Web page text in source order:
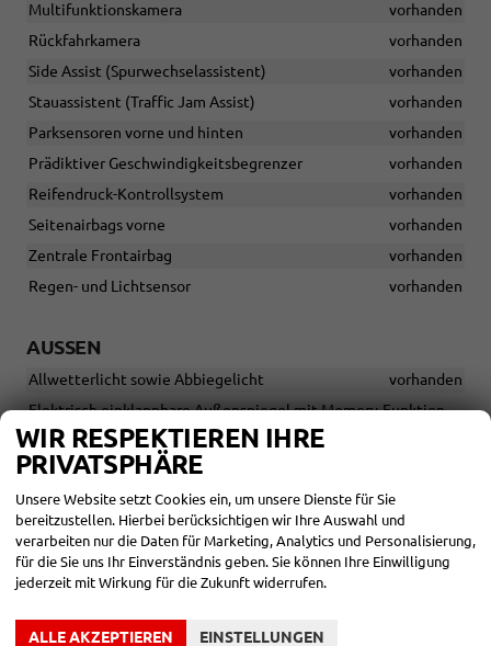
Multifunktionskamera
vorhanden
Rückfahrkamera
vorhanden
Side Assist (Spurwechselassistent)
vorhanden
Stauassistent (Traffic Jam Assist)
vorhanden
Parksensoren vorne und hinten
vorhanden
Prädiktiver Geschwindigkeitsbegrenzer
vorhanden
Reifendruck-Kontrollsystem
vorhanden
Seitenairbags vorne
vorhanden
Zentrale Frontairbag
vorhanden
Regen- und Lichtsensor
vorhanden
AUSSEN
Allwetterlicht sowie Abbiegelicht
vorhanden
Elektrisch einklappbare Außenspiegel mit Memory-Funktion
Fensterleisten - Hochglanz Schwarz
LED-Scheinwerfer
vorhanden
Nebelscheinwerfer hinten
vorhanden
Scheibenwischer-Reiniger
vorhanden
LED-Rückleuchten mit schwarzer Zierleiste zwischen den
Sunset - abgedunkelte Scheiben hinten
WIR RESPEKTIEREN IHRE
PRIVATSPHÄRE
Unsere Website setzt Cookies ein, um unsere Dienste für Sie
bereitzustellen. Hierbei berücksichtigen wir Ihre Auswahl und
verarbeiten nur die Daten für Marketing, Analytics und Personalisierung,
für die Sie uns Ihr Einverständnis geben. Sie können Ihre Einwilligung
jederzeit mit Wirkung für die Zukunft widerrufen.
ALLE AKZEPTIEREN EINSTELLUNGEN